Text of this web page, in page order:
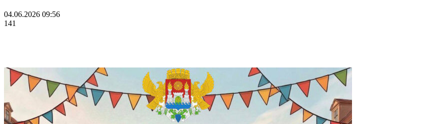
04.06.2026 09:56
141